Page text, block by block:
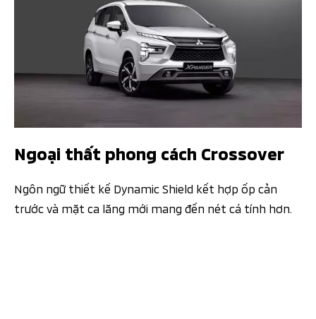
Ngoại thất phong cách Crossover
Ngôn ngữ thiết kế Dynamic Shield kết hợp ốp cản
trước và mặt ca lăng mới mang đến nét cá tính hơn.